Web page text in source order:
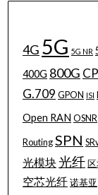
4G 5G 5G NR
400G 800G
G.709 GPON ISI
Open RAN OSNR
RoutingSPN
光模块光纤
空芯光纤诺基亚